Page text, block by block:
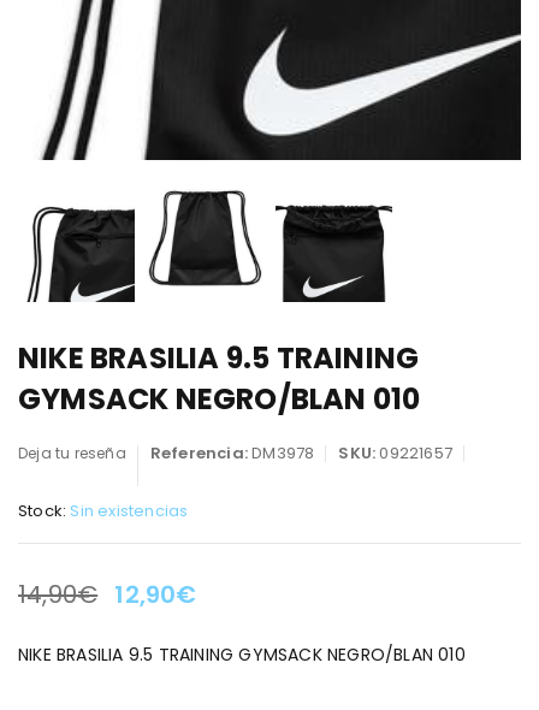
NIKE BRASILIA 9.5 TRAINING
GYMSACK NEGRO/BLAN 010
Deja tu reseña Referencia:DM3978 SKU:09221657
Stock: Sin existencias
LA OFERTA TERMINA EN:
14,90€ 12,90€
NIKE BRASILIA 9.5 TRAINING GYMSACK NEGRO/BLAN 010